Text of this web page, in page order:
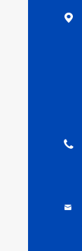


